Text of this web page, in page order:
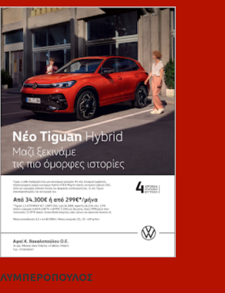
ΛΥΜΠΕΡΟΠΟΥΛΟΣ